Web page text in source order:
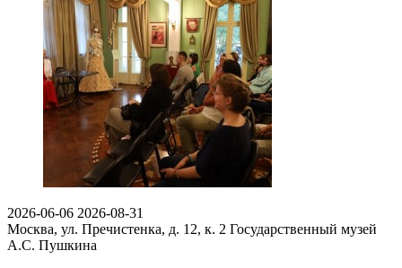
2026-06-06 2026-08-31
Москва, ул. Пречистенка, д. 12, к. 2 Государственный музей
А.С. Пушкина